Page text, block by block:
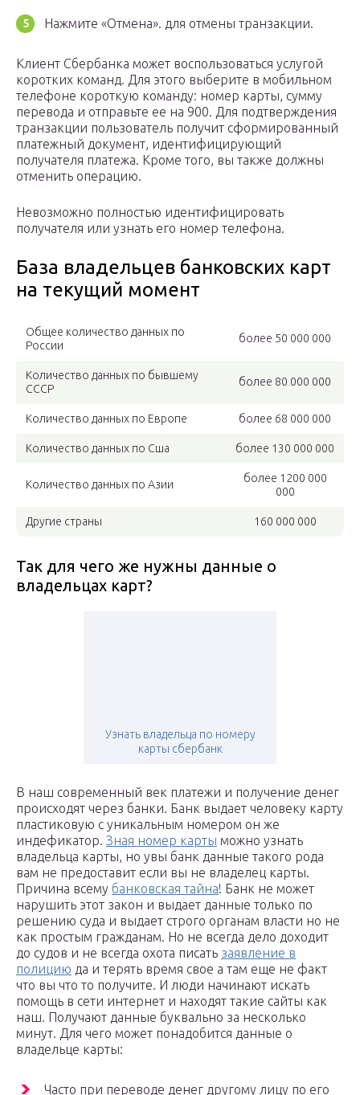
Нажмите «Отмена». для отмены транзакции.
Клиент Сбербанка может воспользоваться услугой
коротких команд. Для этого выберите в мобильном
телефоне короткую команду: номер карты, сумму
перевода и отправьте ее на 900. Для подтверждения
транзакции пользователь получит сформированный
платежный документ, идентифицирующий
получателя платежа. Кроме того, вы также должны
отменить операцию.
Невозможно полностью идентифицировать
получателя или узнать его номер телефона.
База владельцев банковских карт
на текущий момент
Общее количество данных по
России
более 50 000 000
Количество данных по бывшему
СССР
более 80 000 000
Количество данных по Европе более 68 000 000
Количество данных по Сша более 130 000 000
Количество данных по Азии
более 1200 000
000
Другие страны 160 000 000
Так для чего же нужны данные о
владельцах карт?
Узнать владельца по номеру
карты сбербанк
В наш современный век платежи и получение денег
происходят через банки. Банк выдает человеку карту
пластиковую с уникальным номером он же
индефикатор. Зная номер карты можно узнать
владельца карты, но увы банк данные такого рода
вам не предоставит если вы не владелец карты.
Причина всему банковская тайна! Банк не может
нарушить этот закон и выдает данные только по
решению суда и выдает строго органам власти но не
как простым гражданам. Но не всегда дело доходит
до судов и не всегда охота писать заявление в
полицию да и терять время свое а там еще не факт
что вы что то получите. И люди начинают искать
помощь в сети интернет и находят такие сайты как
наш. Получают данные буквально за несколько
минут. Для чего может понадобится данные о
владельце карты:
Часто при переводе денег другому лицу по его